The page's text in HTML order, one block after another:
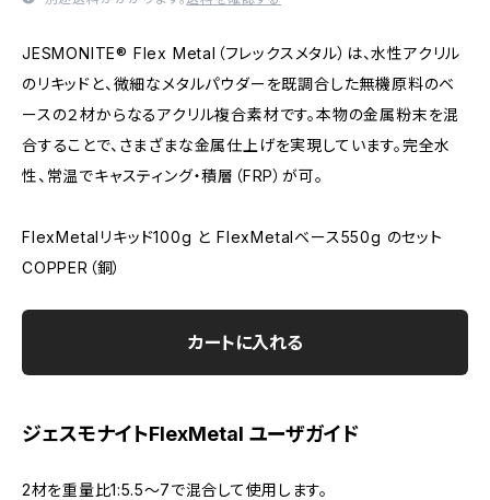
JESMONITE® Flex Metal（フレックスメタル）は、水性アクリル
のリキッドと、微細なメタルパウダーを既調合した無機原料のベ
ースの２材からなるアクリル複合素材です。本物の金属粉末を混
合することで、さまざまな金属仕上げを実現しています。完全水
性、常温でキャスティング・積層（FRP）が可。
FlexMetalリキッド100g と FlexMetalベース550g のセット
COPPER（銅）
カートに入れる
ジェスモナイトFlexMetal ユーザガイド
2材を重量比1:5.5～7で混合して使用します。